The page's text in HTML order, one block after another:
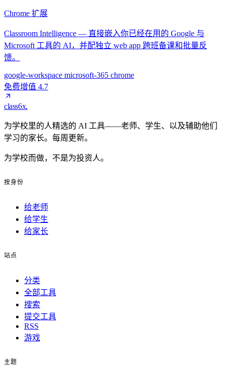
Chrome 扩展
Classroom Intelligence — 直接嵌入你已经在用的 Google 与
Microsoft 工具的 AI，并配独立 web app 跨班备课和批量反
馈。
google-workspace microsoft-365 chrome
免费增值 4.7
class6x.
为学校里的人精选的 AI 工具——老师、学生、以及辅助他们
学习的家长。每周更新。
为学校而做，不是为投资人。
按身份
给老师
给学生
给家长
站点
分类
全部工具
搜索
提交工具
RSS
游戏
主题